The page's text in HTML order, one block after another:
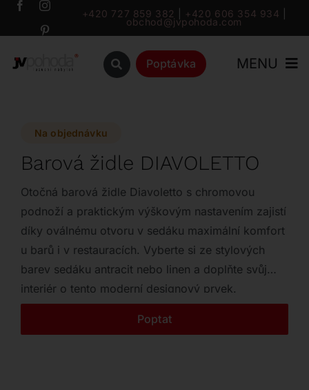
Přeskočit
+420 727 859 382 +420 606 354 934
obchod@jvpohoda.com
Poptávka MENU
Katalog
Značky
Outlet
Kontakt
Na objednávku
Barová židle DIAVOLETTO
Otočná barová židle Diavoletto s chromovou
podnoží a praktickým výškovým nastavením zajistí
díky oválnému otvoru v sedáku maximální komfort
u barů i v restauracích. Vyberte si ze stylových
barev sedáku antracit nebo linen a doplňte svůj
interiér o tento moderní designový prvek.
Poptat